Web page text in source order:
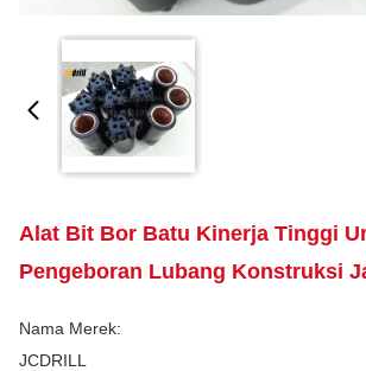
Alat Bit Bor Batu Kinerja Tinggi
Pengeboran Lubang Konstruksi
Nama Merek:
JCDRILL